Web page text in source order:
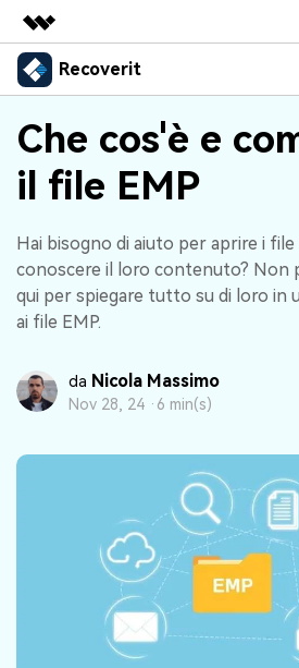
Prodotti in evidenza
Utilità
Business
Panoramica
Soluzione
Chi siamo
Sala stampa
Negozio
Recoverit
Prodotti
Recupero Dati
Backup Dati
Riparazione Dati
Funzionalità
Recover Document Files
Blog
Problemi dei File
Problemi del Dispositivo
Problemi del Backup
Centro di conoscenza
TROVA ALTRE SOLUZIONI
Supporto
Novità
Storie
50% OFF!
search
Che cos'è e
il file EMP
Hai bisogno di aiuto per aprire i file
conoscere il loro contenuto? Non
qui per spiegare tutto su di loro in
ai file EMP.
da Nicola Massimo
Nov 28, 24 · 6 min(s)